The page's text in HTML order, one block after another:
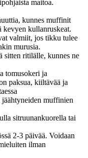
maitoa.
kunnes muffinit
kevyen kullanruskeat.
valmiit, jos tikku tulee
murusia.
sitten ritilälle, kunnes ne
tomusokeri ja
paksua, kiiltävää ja
jäähtyneiden muffinien
sitruunankuorella tai
2-3 päivää. Voidaan
ilman